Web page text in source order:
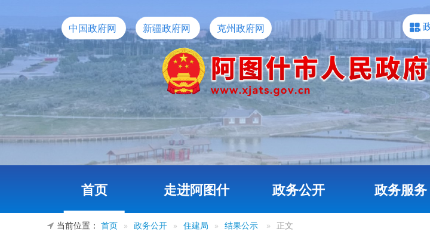
中国政府网 新疆政府网 克州政府网
首页 走进阿图什 政务公开 政务服务
当前位置： 首页 » 政务公开 » 住建局 » 结果公示 » 正文